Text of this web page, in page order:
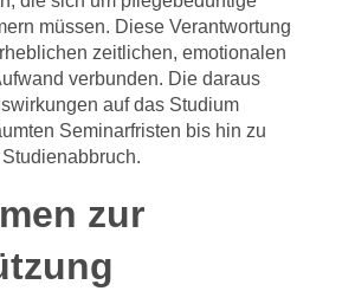
müssen. Diese Verantwortung
zeitlichen, emotionalen
verbunden. Die daraus
auf das Studium
Seminarfristen bis hin zu
zur